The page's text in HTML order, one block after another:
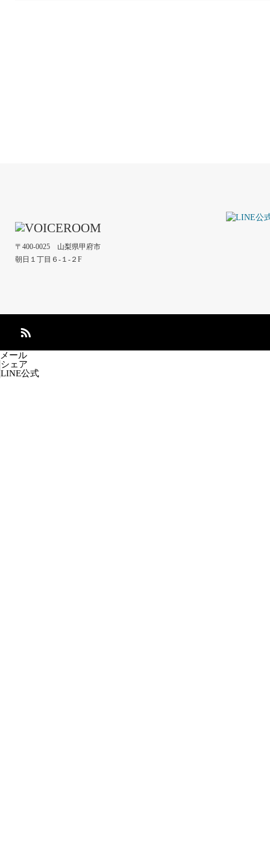
〒400-0025 山梨県甲府市
朝日１丁目６-１-２F
メール
シェア
LINE公式